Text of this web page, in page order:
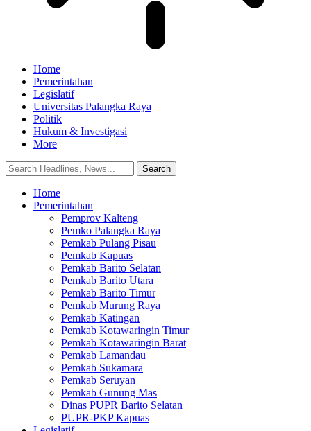
Home
Pemerintahan
Legislatif
Universitas Palangka Raya
Politik
Hukum & Investigasi
More
Home
Pemerintahan
Pemprov Kalteng
Pemko Palangka Raya
Pemkab Pulang Pisau
Pemkab Kapuas
Pemkab Barito Selatan
Pemkab Barito Utara
Pemkab Barito Timur
Pemkab Murung Raya
Pemkab Katingan
Pemkab Kotawaringin Timur
Pemkab Kotawaringin Barat
Pemkab Lamandau
Pemkab Sukamara
Pemkab Seruyan
Pemkab Gunung Mas
Dinas PUPR Barito Selatan
PUPR-PKP Kapuas